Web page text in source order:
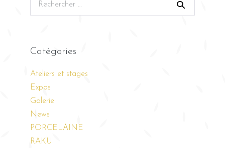
Catégories
Ateliers et stages
Expos
Galerie
News
PORCELAINE
RAKU